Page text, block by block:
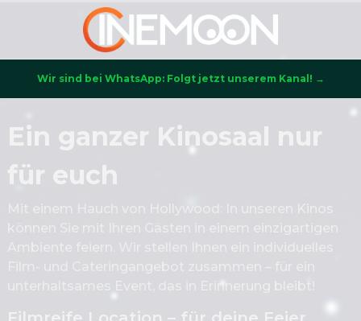
Wir sind bei WhatsApp: Folgt jetzt unserem Kanal! →
Ein ganzer Kinosaal nur
für euch
unterhaltsames Event, das in Erinnerung bleibt!